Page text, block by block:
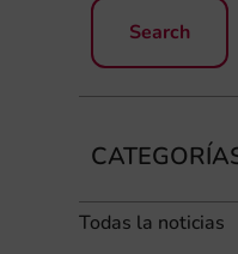
Todas la noticias